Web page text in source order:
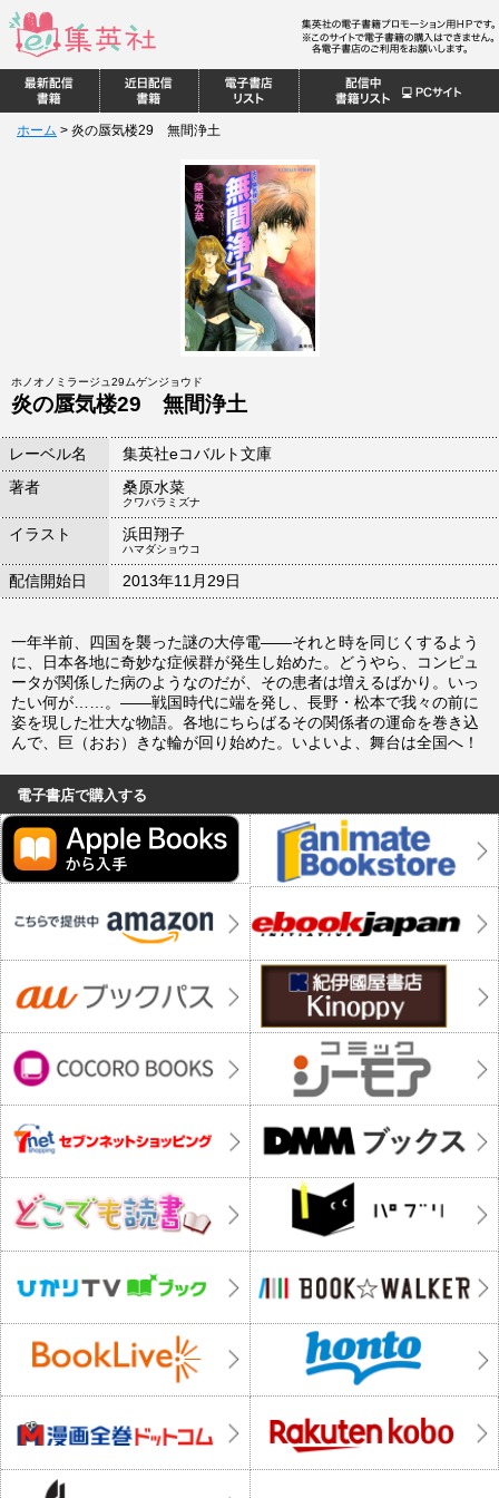
ホーム > 炎の蜃気楼29 無間浄土
ホノオノミラージュ29ムゲンジョウド
炎の蜃気楼29 無間浄土
レーベル名
集英社eコバルト文庫
著者
桑原水菜
クワバラミズナ
イラスト 浜田翔子
ハマダショウコ
配信開始日 2013年11月29日
一年半前、四国を襲った謎の大停電――それと時を同じくするよう
に、日本各地に奇妙な症候群が発生し始めた。どうやら、コンピュ
ータが関係した病のようなのだが、その患者は増えるばかり。いっ
たい何が……。――戦国時代に端を発し、長野・松本で我々の前に
姿を現した壮大な物語。各地にちらばるその関係者の運命を巻き込
んで、巨（おお）きな輪が回り始めた。いよいよ、舞台は全国へ！
電子書店で購入する